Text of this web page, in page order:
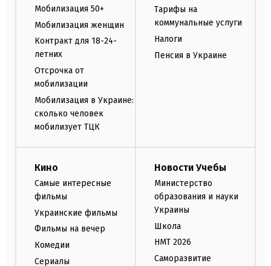
Мобилизация 50+
Мобилизация женщин
Контракт для 18-24-
летних
Отсрочка от
мобилизации
Мобилизация в Украине:
сколько человек
мобилизует ТЦК
Тарифы на
коммунальные услуги
Налоги
Пенсия в Украине
Кино
Самые интересные
фильмы
Украинские фильмы
Фильмы на вечер
Комедии
Сериалы
Новости Учебы
Министерство
образования и науки
Украины
Школа
НМТ 2026
Саморазвитие